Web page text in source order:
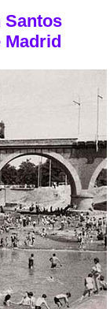
Santos